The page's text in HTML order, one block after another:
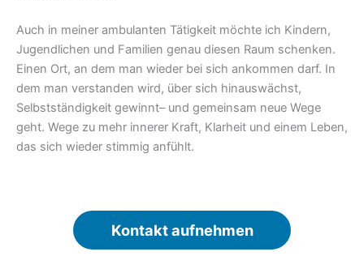
Auch in meiner ambulanten Tätigkeit möchte ich Kindern,
Jugendlichen und Familien genau diesen Raum schenken.
Einen Ort, an dem man wieder bei sich ankommen darf. In
dem man verstanden wird, über sich hinauswächst,
Selbstständigkeit gewinnt– und gemeinsam neue Wege
geht. Wege zu mehr innerer Kraft, Klarheit und einem Leben,
das sich wieder stimmig anfühlt.
Kontakt aufnehmen